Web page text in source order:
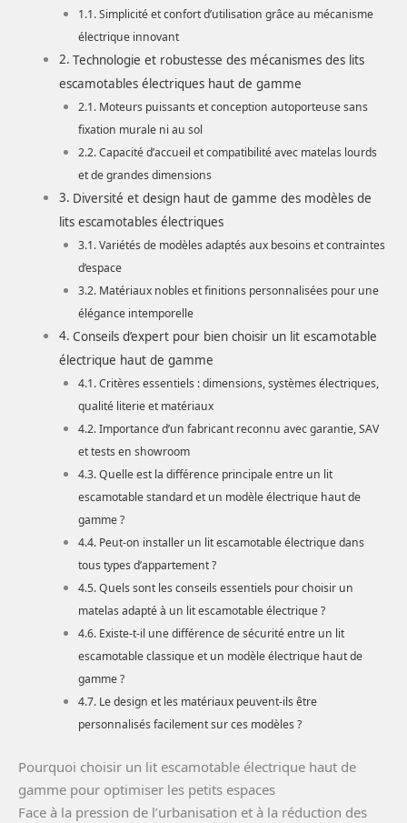
Simplicité et confort d’utilisation grâce au mécanisme
électrique innovant
Technologie et robustesse des mécanismes des lits
escamotables électriques haut de gamme
Moteurs puissants et conception autoporteuse sans
fixation murale ni au sol
Capacité d’accueil et compatibilité avec matelas lourds
et de grandes dimensions
Diversité et design haut de gamme des modèles de
lits escamotables électriques
Variétés de modèles adaptés aux besoins et contraintes
d’espace
Matériaux nobles et finitions personnalisées pour une
élégance intemporelle
Conseils d’expert pour bien choisir un lit escamotable
électrique haut de gamme
Critères essentiels : dimensions, systèmes électriques,
qualité literie et matériaux
Importance d’un fabricant reconnu avec garantie, SAV
et tests en showroom
Quelle est la différence principale entre un lit
escamotable standard et un modèle électrique haut de
gamme ?
Peut-on installer un lit escamotable électrique dans
tous types d’appartement ?
Quels sont les conseils essentiels pour choisir un
matelas adapté à un lit escamotable électrique ?
Existe-t-il une différence de sécurité entre un lit
escamotable classique et un modèle électrique haut de
gamme ?
Le design et les matériaux peuvent-ils être
personnalisés facilement sur ces modèles ?
Pourquoi choisir un lit escamotable électrique haut de
gamme pour optimiser les petits espaces
Face à la pression de l’urbanisation et à la réduction des